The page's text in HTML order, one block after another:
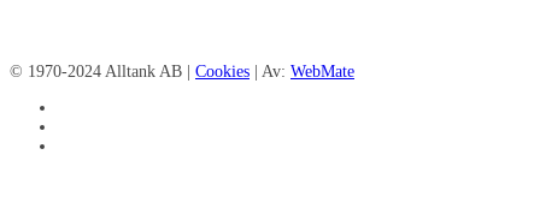
© 1970-2024 Alltank AB | Cookies | Av: WebMate